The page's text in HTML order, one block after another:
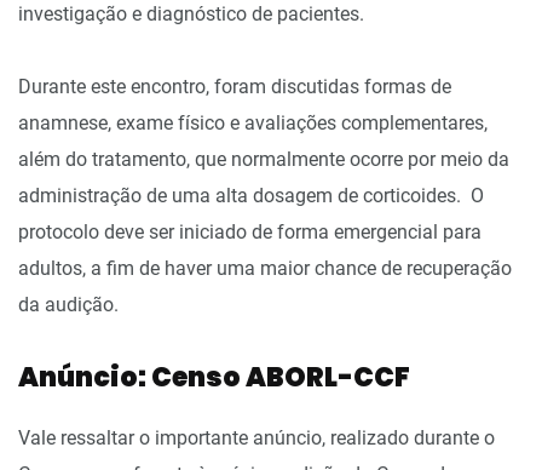
investigação e diagnóstico de pacientes.
Durante este encontro, foram discutidas formas de
anamnese, exame físico e avaliações complementares,
além do tratamento, que normalmente ocorre por meio da
administração de uma alta dosagem de corticoides. O
protocolo deve ser iniciado de forma emergencial para
adultos, a fim de haver uma maior chance de recuperação
da audição.
Anúncio: Censo ABORL-CCF
Vale ressaltar o importante anúncio, realizado durante o